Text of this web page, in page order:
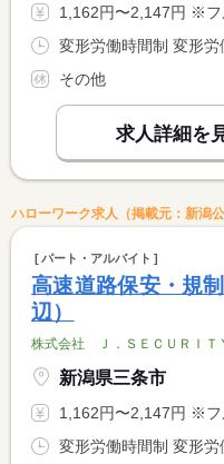
1,162円〜2,147円 ※フルタイム求人の場合は
その他
求人詳細を
ハローワーク求人（掲載元：新潟公
パート・アルバイト
高速道路保安・規
辺）
株式会社 Ｊ．ＳＥＣＵＲＩＴ
新潟県三条市
1,162円〜2,147円 ※フルタイム求人の場合は